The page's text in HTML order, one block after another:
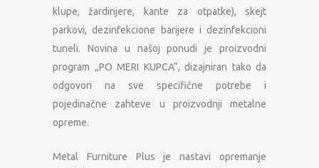
klupe, žardinjere, kante za otpatke), skejt
parkovi, dezinfekcione barijere i dezinfekcioni
tuneli. Novina u našoj ponudi je proizvodni
program „PO MERI KUPCA“, dizajniran tako da
odgovori na sve specifične potrebe i
pojedinačne zahteve u proizvodnji metalne
opreme.
Metal Furniture Plus je nastavi opremanje